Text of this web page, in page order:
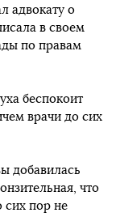
адвокату о
в своем
по правам
беспокоит
врачи до сих
добавилась
что
сих пор не